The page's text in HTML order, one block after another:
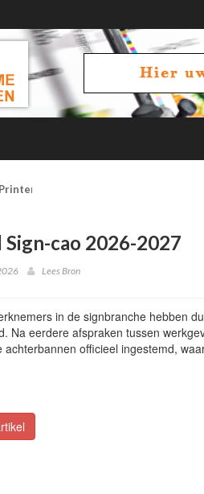
Printertrends en meer
cao 2026-2027
Lees Bron
in de signbranche hebben
Na eerdere afspraken tussen
achterbannen officieel ingestemd,